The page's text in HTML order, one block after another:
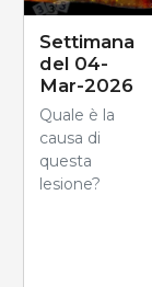
Settimana
del 04-
Mar-2026
Quale è la
causa di
questa
lesione?